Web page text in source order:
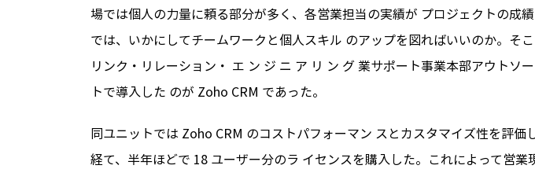
場では個人の力量に頼る部分が多く、各営業担当の実績が プロジェクトの成績
では、いかにしてチームワークと個人スキル のアップを図ればいいのか。そ
リンク・リレーション・ エ ン ジ ニ ア リ ン グ 業サポート事業本部アウトソ
トで導入した のが Zoho CRM であった。
同ユニットでは Zoho CRM のコストパフォーマン スとカスタマイズ性を評価
経て、半年ほどで 18 ユーザー分のラ イセンスを購入した。これによって営業